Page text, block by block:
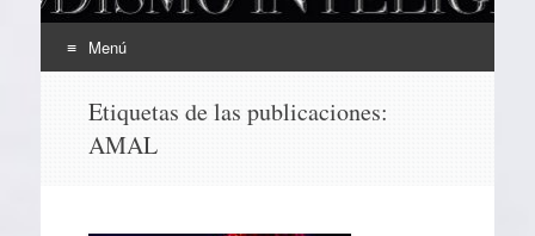
Menú
contenido
Etiquetas de las publicaciones:
AMAL